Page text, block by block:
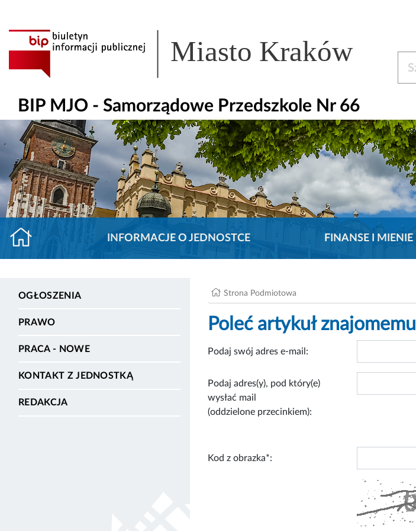
Miasto Kraków
BIP MJO - Samorządowe Przedszkole Nr 66
INFORMACJE O JEDNOSTCE FINANSE I MIENIE
OGŁOSZENIA
PRAWO
PRACA - NOWE
KONTAKT Z JEDNOSTKĄ
REDAKCJA
Strona Podmiotowa
Poleć artykuł znajomemu
Podaj swój adres e-mail:
Podaj adres(y), pod który(e)
wysłać mail
(oddzielone przecinkiem):
Kod z obrazka*: